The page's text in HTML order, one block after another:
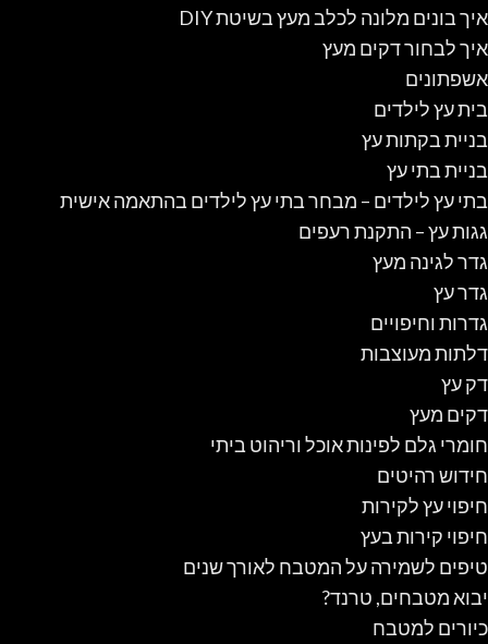
איך בונים מלונה לכלב מעץ בשיטת DIY
איך לבחור דקים מעץ
אשפתונים
בית עץ לילדים
בניית בקתות עץ
בניית בתי עץ
בתי עץ לילדים – מבחר בתי עץ לילדים בהתאמה אישית
גגות עץ – התקנת רעפים
גדר לגינה מעץ
גדר עץ
גדרות וחיפויים
דלתות מעוצבות
דק עץ
דקים מעץ
חומרי גלם לפינות אוכל וריהוט ביתי
חידוש רהיטים
חיפוי עץ לקירות
חיפוי קירות בעץ
טיפים לשמירה על המטבח לאורך שנים
יבוא מטבחים, טרנד?
כיורים למטבח